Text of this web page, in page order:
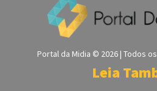
Portal da Midia © 2026 | Todos
Leia